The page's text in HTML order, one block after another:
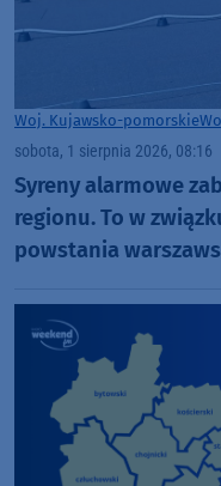
Woj. Kujawsko-pomorskie
sobota, 1 sierpnia 2026, 08:16
Syreny alarmowe
regionu. To w
powstania